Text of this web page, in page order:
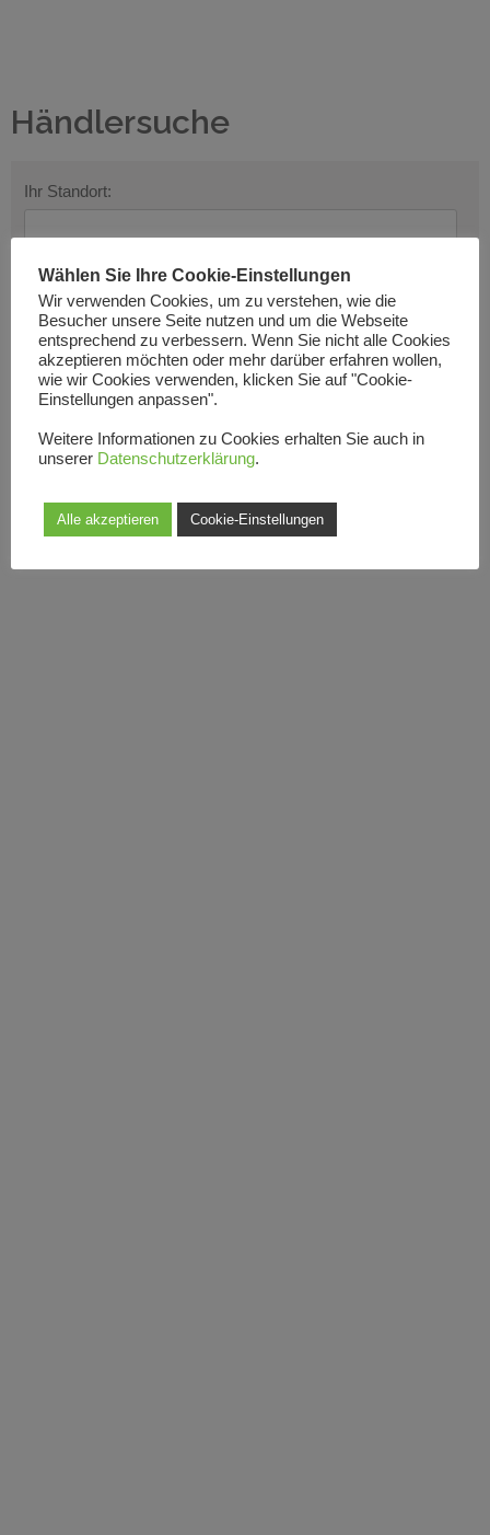
Händlersuche
Ihr Standort:
Suchradius Ergebnisse
Davis Acoustics
Edwards Audio Serie
Revival Audio
Shakti Innovations
Shun Mook Audio
Soulines Turntables
van den Hul
Wählen Sie Ihre Cookie-Einstellungen
Wir verwenden Cookies, um zu verstehen, wie die
Besucher unsere Seite nutzen und um die Webseite
entsprechend zu verbessern. Wenn Sie nicht alle Cookies
akzeptieren möchten oder mehr darüber erfahren wollen,
wie wir Cookies verwenden, klicken Sie auf "Cookie-
Einstellungen anpassen".
Weitere Informationen zu Cookies erhalten Sie auch in
unserer Datenschutzerklärung.
Alle akzeptieren Cookie-Einstellungen